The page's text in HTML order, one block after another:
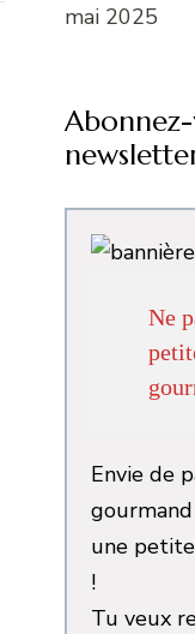
mai 2025
Ne
Envie de
gourmand
une
!
Tu veux